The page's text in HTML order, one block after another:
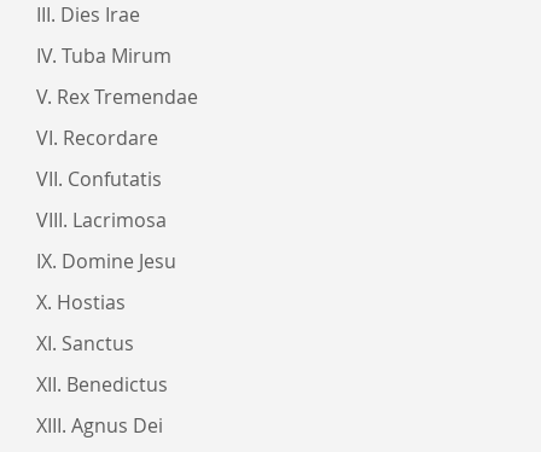
III. Dies Irae
IV. Tuba Mirum
V. Rex Tremendae
VI. Recordare
VII. Confutatis
VIII. Lacrimosa
IX. Domine Jesu
X. Hostias
XI. Sanctus
XII. Benedictus
XIII. Agnus Dei